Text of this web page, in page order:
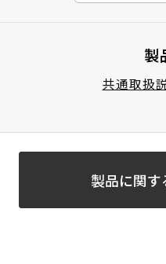
製
共通取扱
製品に関